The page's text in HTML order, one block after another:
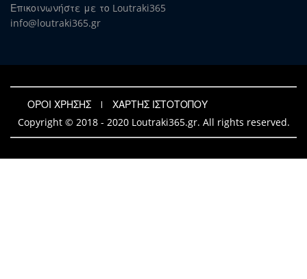
Επικοινωνήστε με το Loutraki365
info@loutraki365.gr
ΟΡΟΙ ΧΡΗΣΗΣ
ΧΑΡΤΗΣ ΙΣΤΟΤΟΠΟΥ
Copyright © 2018 - 2020 Loutraki365.gr. All rights reserved.